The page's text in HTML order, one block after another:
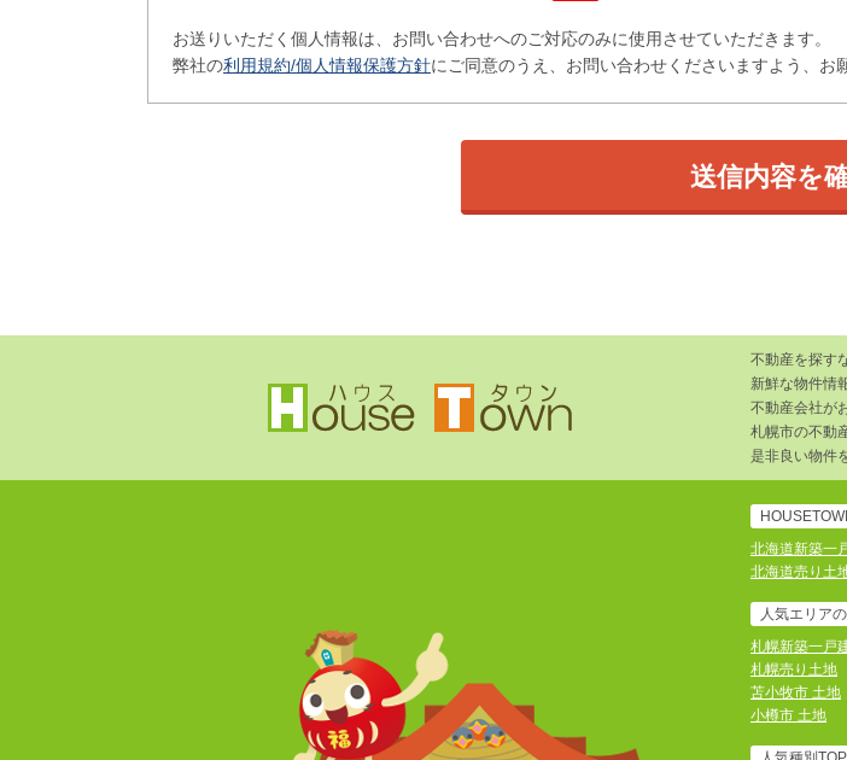
お送りいただく個人情報は、お問い合わせへのご対応のみに使用させていただきます。
弊社の利用規約/個人情報保護方針にご同意のうえ、お問い合わせくださいますよう、お
送信内容を
不動産を探す
新鮮な物件情
不動産会社が
札幌市の不動
是非良い物件
北海道新築一
北海道売り土
人気エリア
札幌新築一戸
札幌売り土地
苫小牧市 土地
小樽市 土地